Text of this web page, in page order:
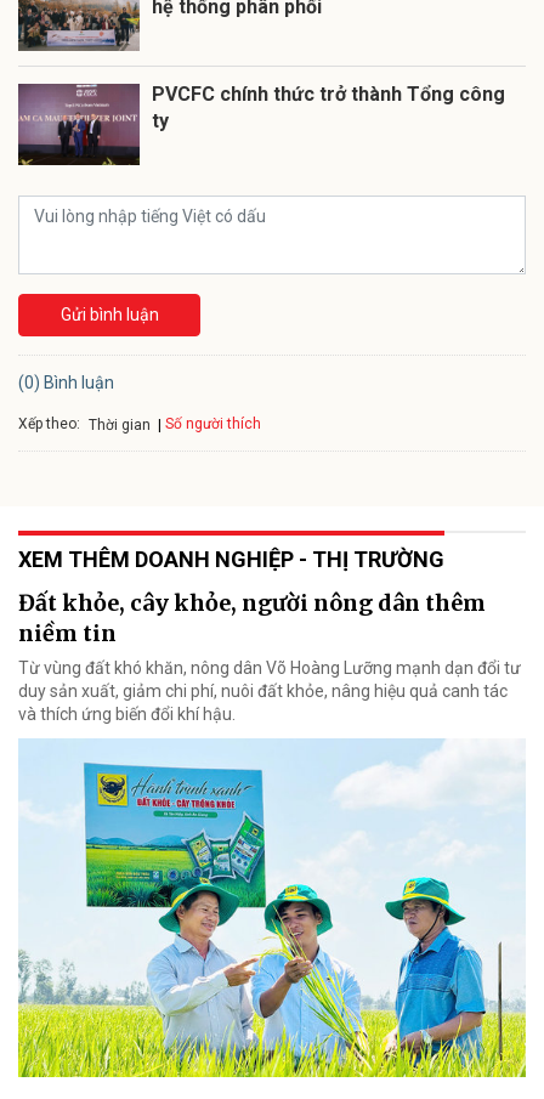
hệ thống phân phối
PVCFC chính thức trở thành Tổng công
ty
Gửi bình luận
(0) Bình luận
Xếp theo: Thời gian Số người thích
XEM THÊM DOANH NGHIỆP - THỊ TRƯỜNG
Đất khỏe, cây khỏe, người nông dân thêm
niềm tin
Từ vùng đất khó khăn, nông dân Võ Hoàng Lưỡng mạnh dạn đổi tư
duy sản xuất, giảm chi phí, nuôi đất khỏe, nâng hiệu quả canh tác
và thích ứng biến đổi khí hậu.